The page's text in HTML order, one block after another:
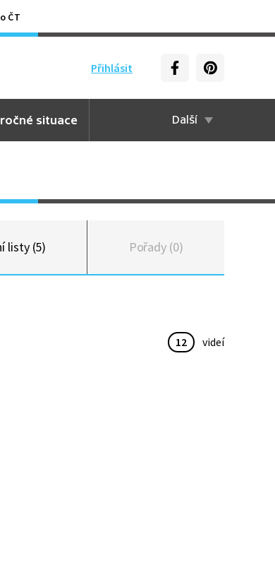
ČT
Přihlásit
situace Další
listy (5) Pořady (0)
12 videí